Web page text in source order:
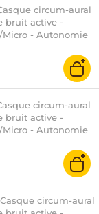
circum-aural
bruit active -
- Autonomie
circum-aural
bruit active -
- Autonomie
Casque circum-aural